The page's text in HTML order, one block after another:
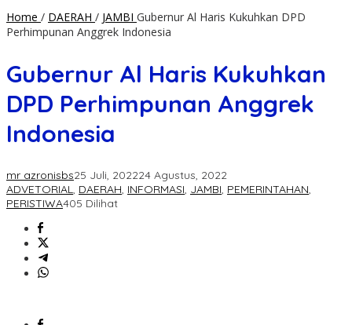
Home / DAERAH / JAMBI Gubernur Al Haris Kukuhkan DPD
Perhimpunan Anggrek Indonesia
Gubernur Al Haris Kukuhkan
DPD Perhimpunan Anggrek
Indonesia
mr azronisbs25 Juli, 202224 Agustus, 2022
ADVETORIAL, DAERAH, INFORMASI, JAMBI, PEMERINTAHAN,
PERISTIWA405 Dilihat